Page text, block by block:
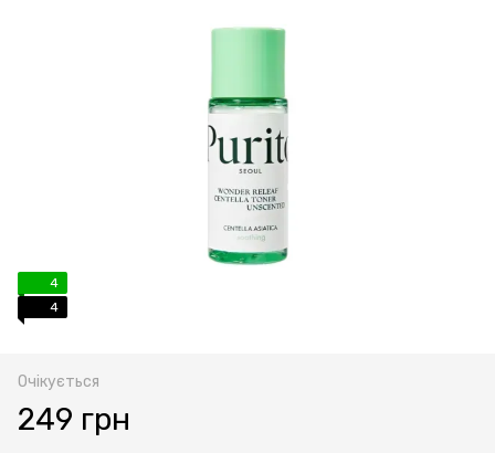
4
4
Очікується
249 грн